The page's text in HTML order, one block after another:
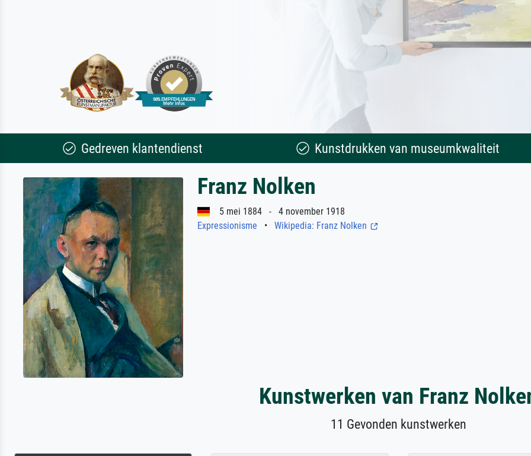
Gedreven klantendienst Kunstdrukken van museumkwaliteit
Franz Nolken
5 mei 1884 - 4 november 1918
Expressionisme • Wikipedia: Franz Nolken
Kunstwerken van Franz
11 Gevonden kunstwerken